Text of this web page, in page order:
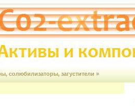
солюбилизаторы, загустители »